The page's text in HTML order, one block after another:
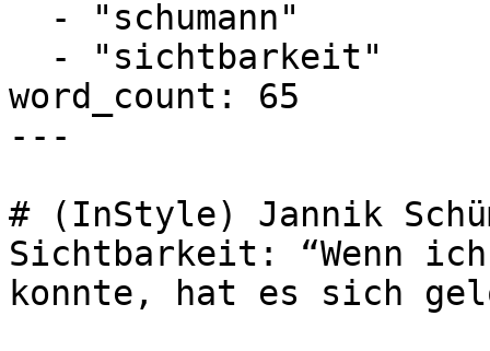
word_count: 65
---
# (InStyle) Jannik
Sichtbarkeit: “Wenn ich
konnte, hat es sich